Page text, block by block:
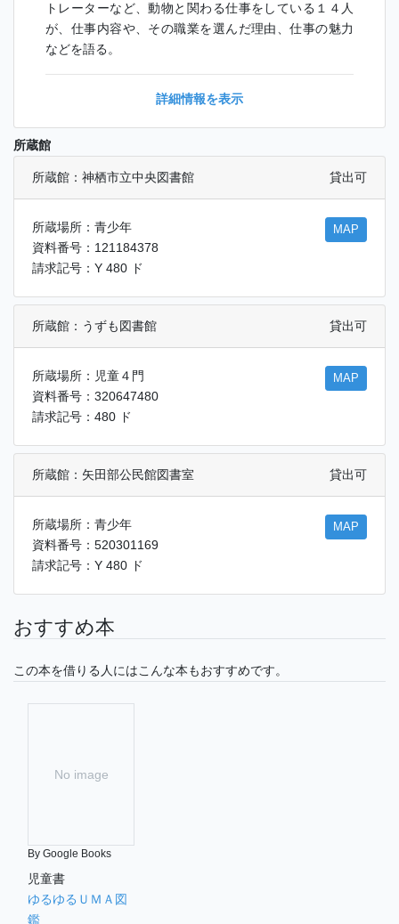
トレーターなど、動物と関わる仕事をしている１４人
が、仕事内容や、その職業を選んだ理由、仕事の魅力
などを語る。
詳細情報を表示
所蔵館
所蔵館：神栖市立中央図書館 貸出可
所蔵場所：青少年
資料番号：121184378
請求記号：Y 480 ド
MAP
所蔵館：うずも図書館 貸出可
所蔵場所：児童４門
資料番号：320647480
請求記号：480 ド
MAP
所蔵館：矢田部公民館図書室 貸出可
所蔵場所：青少年
資料番号：520301169
請求記号：Y 480 ド
MAP
おすすめ本
この本を借りる人にはこんな本もおすすめです。
No image
By Google Books
児童書
ゆるゆるＵＭＡ図
鑑